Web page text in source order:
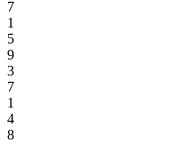
7
1
5
9
3
7
1
4
8